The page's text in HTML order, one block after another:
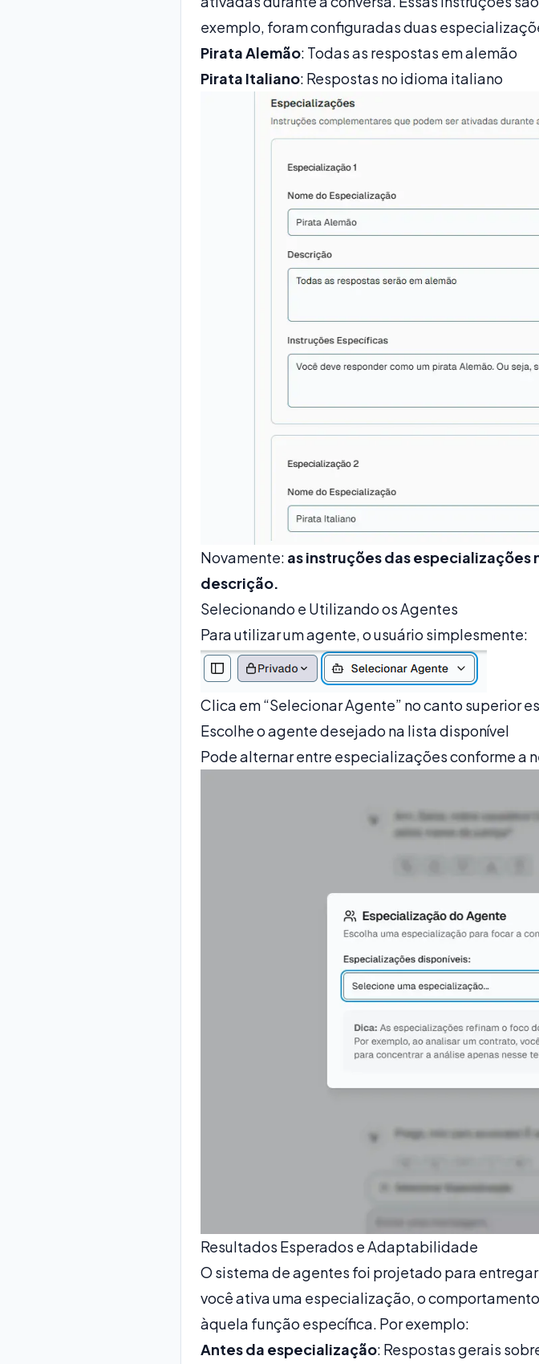
exemplo, foram configuradas duas
Pirata Alemão: Todas as respostas em alemão
Pirata Italiano: Respostas no idioma italiano
Novamente: as instruções das especializações
descrição.
Selecionando e Utilizando os Agentes
Para utilizar um agente, o usuário simplesmente:
Clica em “Selecionar Agente” no canto superior
Escolhe o agente desejado na lista disponível
Pode alternar entre especializações conforme a
Resultados Esperados e Adaptabilidade
O sistema de agentes foi projetado para
você ativa uma especialização, o
àquela função específica. Por exemplo:
Antes da especialização: Respostas gerais